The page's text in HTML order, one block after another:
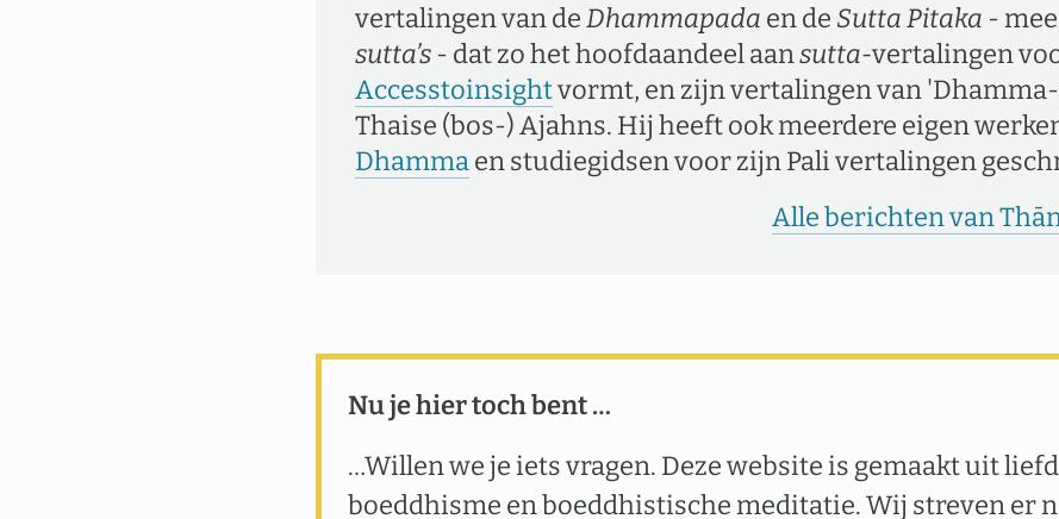
vertalingen van deDhammapada en de Sutta Pitaka -
sutta’s - dat zo het hoofdaandeel aansutta-vertalingen
Accesstoinsightvormt, en zijn vertalingen van
Thaise (bos-) Ajahns. Hij heeft ook meerdere eigen
Dhammaen studiegidsen voor zijn Pali vertalingen
Alle berichten van
Nu je hier toch bent …
…Willen we je iets vragen. Deze website is gemaakt uit
boeddhisme en boeddhistische meditatie. Wij streven er